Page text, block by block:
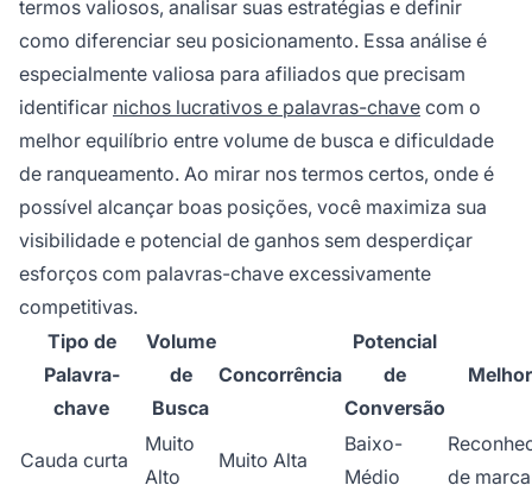
termos valiosos, analisar suas estratégias e definir
como diferenciar seu posicionamento. Essa análise é
especialmente valiosa para afiliados que precisam
identificar nichos lucrativos e palavras-chave com o
melhor equilíbrio entre volume de busca e dificuldade
de ranqueamento. Ao mirar nos termos certos, onde é
possível alcançar boas posições, você maximiza sua
visibilidade e potencial de ganhos sem desperdiçar
esforços com palavras-chave excessivamente
competitivas.
Tipo de
Palavra-
chave
Volume
de
Busca
Concorrência
Potencial
de
Conversão
Cauda curta
Muito
Alto
Muito Alta
Baixo-
Médio
de marca